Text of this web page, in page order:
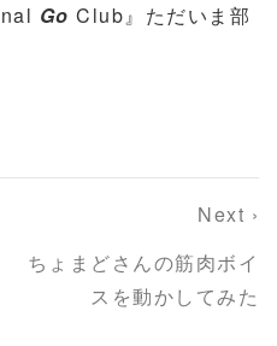
Go Club』ただいま部
Next ›
ちょまどさんの筋肉ボイ
スを動かしてみた